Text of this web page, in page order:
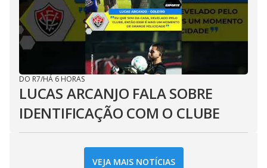
DO R7/HÁ 6 HORAS
LUCAS ARCANJO FALA SOBRE
IDENTIFICAÇÃO COM O CLUBE
VEJA MAIS NOTÍCIAS